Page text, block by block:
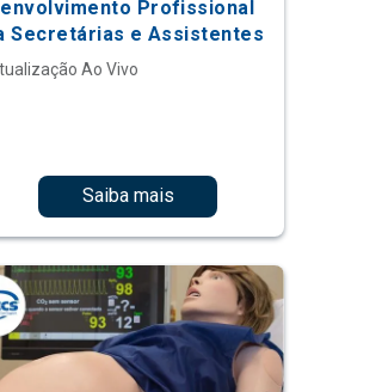
Profissional
Secretárias e Assistentes
Ao Vivo
Saiba mais